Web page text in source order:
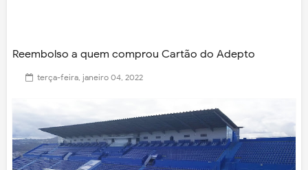
Reembolso a quem comprou Cartão do Adepto
terça-feira, janeiro 04, 2022